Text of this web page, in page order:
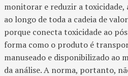
monitorar e reduzir a toxicidade,
ao longo de toda a cadeia de
porque conecta toxicidade ao
forma como o produto é
manuseado e disponibilizado ao
da análise. A norma, portanto,